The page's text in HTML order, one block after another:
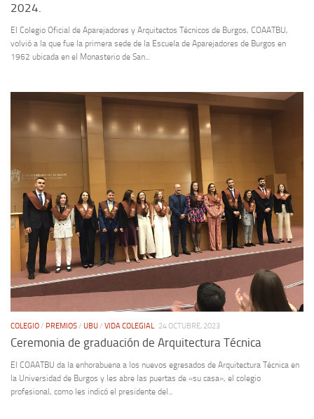
2024.
El Colegio Oficial de Aparejadores y Arquitectos Técnicos de Burgos, COAATBU,
volvió a la que fue la primera sede de la Escuela de Aparejadores de Burgos en
1962 ubicada en el Monasterio de San...
COLEGIO/ PREMIOS/ UBU/ VIDA COLEGIAL 24 OCTUBRE, 2023
Ceremonia de graduación de Arquitectura Técnica
El COAATBU da la enhorabuena a los nuevos egresados de Arquitectura Técnica en
la Universidad de Burgos y les abre las puertas de «su casa», el colegio
profesional, como les indicó el presidente del...